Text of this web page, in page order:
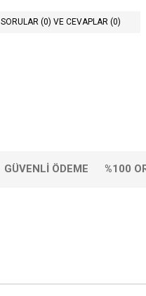
SORULAR (0) VE CEVAPLAR (0)
GÜVENLI ÖDEME %100